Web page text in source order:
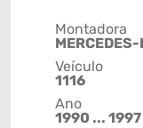
Montadora
Veículo
1116
Ano
1990 ... 1997